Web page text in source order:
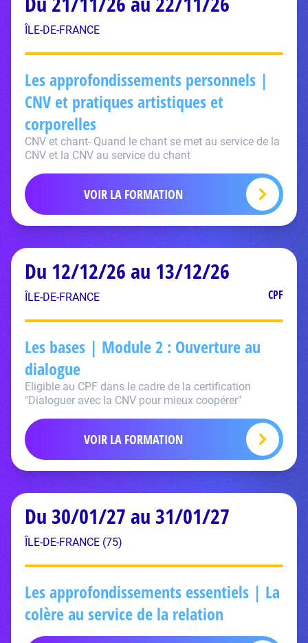
ÎLE-DE-FRANCE
Les approfondissements personnels |
CNV et pratiques artistiques et
corporelles
CNV et chant- Quand le chant se met au service de la
CNV et la CNV au service du chant
VOIR LA FORMATION
Du 12/12/26 au 13/12/26
ÎLE-DE-FRANCE CPF
Les bases | Module 2 : Ouverture au
dialogue
Eligible au CPF dans le cadre de la certification
"Dialoguer avec la CNV pour mieux coopérer"
VOIR LA FORMATION
Du 30/01/27 au 31/01/27
ÎLE-DE-FRANCE (75)
Les approfondissements essentiels | La
colère au service de la relation